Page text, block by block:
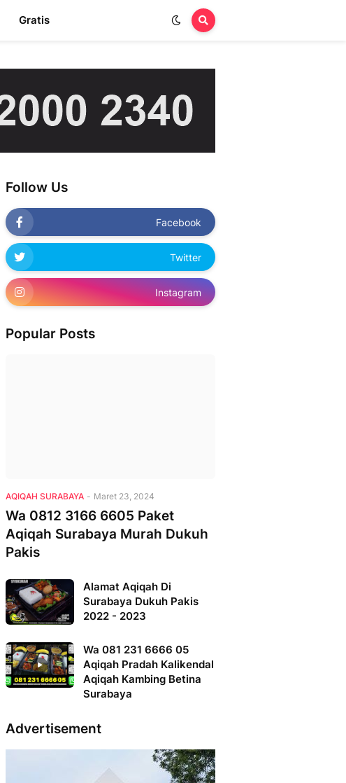
Gratis
Follow Us
Facebook
Twitter
Instagram
Popular Posts
AQIQAH SURABAYA - Maret 23, 2024
Wa 0812 3166 6605 Paket
Aqiqah Surabaya Murah Dukuh
Pakis
Alamat Aqiqah Di
Surabaya Dukuh Pakis
2022 - 2023
Wa 081 231 6666 05
Aqiqah Pradah Kalikendal
Aqiqah Kambing Betina
Surabaya
Advertisement